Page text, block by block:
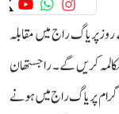
پریاگ راج میں مقابلہ
کریں گے۔ راجستھان
پریاگ راج میں ہونے